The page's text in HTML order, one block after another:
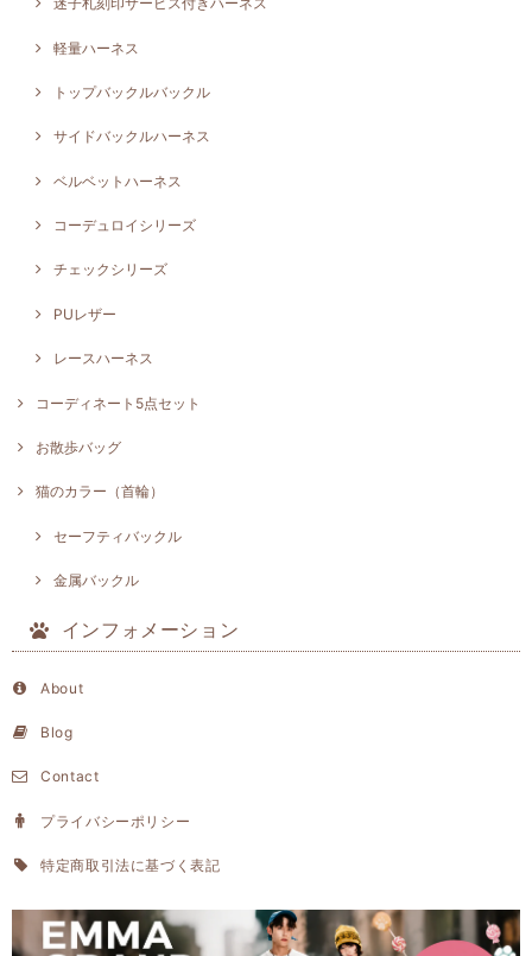
軽量ハーネス
トップバックルバックル
サイドバックルハーネス
ベルベットハーネス
コーデュロイシリーズ
チェックシリーズ
PUレザー
レースハーネス
コーディネート5点セット
お散歩バッグ
猫のカラー（首輪）
セーフティバックル
金属バックル
インフォメーション
About
Blog
Contact
プライバシーポリシー
特定商取引法に基づく表記